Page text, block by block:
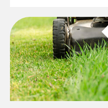
med SPF kan erstatte
solcreme, når man bevæger
sig ud i solen